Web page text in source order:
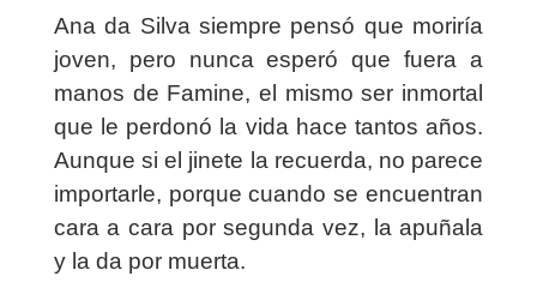
Ana da Silva siempre pensó que moriría
joven, pero nunca esperó que fuera a
manos de Famine, el mismo ser inmortal
que le perdonó la vida hace tantos años.
Aunque si el jinete la recuerda, no parece
importarle, porque cuando se encuentran
cara a cara por segunda vez, la apuñala
y la da por muerta.